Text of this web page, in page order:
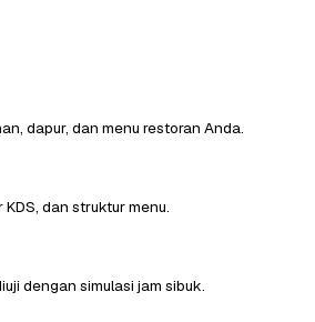
dapur, dan menu restoran Anda.
dan struktur menu.
dengan simulasi jam sibuk.